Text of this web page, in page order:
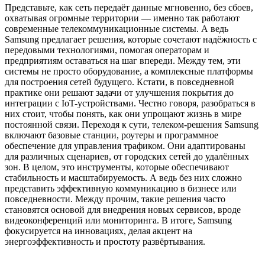
Представьте, как сеть передаёт данные мгновенно, без сбоев,
охватывая огромные территории — именно так работают
современные телекоммуникационные системы. А ведь
Samsung предлагает решения, которые сочетают надёжность с
передовыми технологиями, помогая операторам и
предприятиям оставаться на шаг впереди. Между тем, эти
системы не просто оборудование, а комплексные платформы
для построения сетей будущего. Кстати, в повседневной
практике они решают задачи от улучшения покрытия до
интеграции с IoT-устройствами. Честно говоря, разобраться в
них стоит, чтобы понять, как они упрощают жизнь в мире
постоянной связи. Переходя к сути, телеком-решения Samsung
включают базовые станции, роутеры и программное
обеспечение для управления трафиком. Они адаптированы
для различных сценариев, от городских сетей до удалённых
зон. В целом, это инструменты, которые обеспечивают
стабильность и масштабируемость. А ведь без них сложно
представить эффективную коммуникацию в бизнесе или
повседневности. Между прочим, такие решения часто
становятся основой для внедрения новых сервисов, вроде
видеоконференций или мониторинга. В итоге, Samsung
фокусируется на инновациях, делая акцент на
энергоэффективность и простоту развёртывания.